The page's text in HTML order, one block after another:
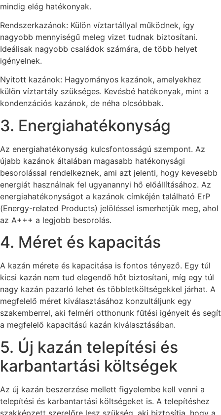
mindig elég hatékonyak.
Rendszerkazánok: Külön víztartállyal működnek, így
nagyobb mennyiségű meleg vizet tudnak biztosítani.
Ideálisak nagyobb családok számára, de több helyet
igényelnek.
Nyitott kazánok: Hagyományos kazánok, amelyekhez
külön víztartály szükséges. Kevésbé hatékonyak, mint a
kondenzációs kazánok, de néha olcsóbbak.
3. Energiahatékonyság
Az energiahatékonyság kulcsfontosságú szempont. Az
újabb kazánok általában magasabb hatékonysági
besorolással rendelkeznek, ami azt jelenti, hogy kevesebb
energiát használnak fel ugyanannyi hő előállításához. Az
energiahatékonyságot a kazánok címkéjén található ErP
(Energy-related Products) jelöléssel ismerhetjük meg, ahol
az A+++ a legjobb besorolás.
4. Méret és kapacitás
A kazán mérete és kapacitása is fontos tényező. Egy túl
kicsi kazán nem tud elegendő hőt biztosítani, míg egy túl
nagy kazán pazarló lehet és többletköltségekkel járhat. A
megfelelő méret kiválasztásához konzultáljunk egy
szakemberrel, aki felméri otthonunk fűtési igényeit és segít
a megfelelő kapacitású kazán kiválasztásában.
5. Új kazán telepítési és
karbantartási költségek
Az új kazán beszerzése mellett figyelembe kell venni a
telepítési és karbantartási költségeket is. A telepítéshez
szakképzett szerelőre lesz szükség, aki biztosítja, hogy a